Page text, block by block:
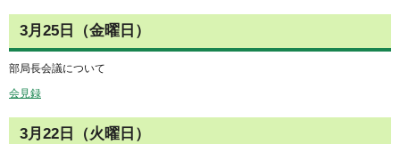
3月25日（金曜日）
部局長会議について
会見録
3月22日（火曜日）